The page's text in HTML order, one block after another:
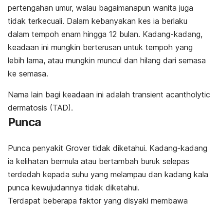
pertengahan umur, walau bagaimanapun wanita juga
tidak terkecuali. Dalam kebanyakan kes ia berlaku
dalam tempoh enam hingga 12 bulan. Kadang-kadang,
keadaan ini mungkin berterusan untuk tempoh yang
lebih lama, atau mungkin muncul dan hilang dari semasa
ke semasa.
Nama lain bagi keadaan ini adalah transient acantholytic
dermatosis (TAD).
Punca
Punca penyakit Grover tidak diketahui. Kadang-kadang
ia kelihatan bermula atau bertambah buruk selepas
terdedah kepada suhu yang melampau dan kadang kala
punca kewujudannya tidak diketahui.
Terdapat beberapa faktor yang disyaki membawa